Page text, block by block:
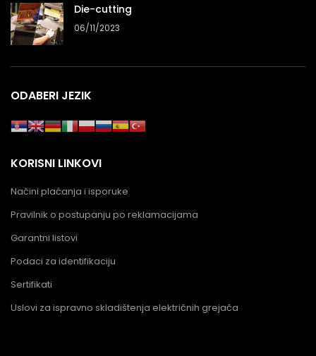
Die-cutting
06/11/2023
ODABERI JEZIK
KORISNI LINKOVI
Načini plaćanja i isporuke
Pravilnik o postupanju po reklamacijama
Garantni listovi
Podaci za identifikaciju
Sertifikati
Uslovi za ispravno skladištenja električnih grejača